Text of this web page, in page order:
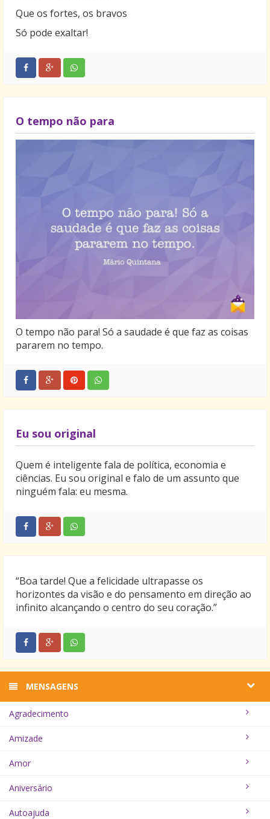
Seja triste pra você
E os seus braços o meu ninho
E você tem que ser a estrela derradeira
Minha amiga e companheira
Que os fortes, os bravos
Só pode exaltar!
O tempo não para
O tempo não para! Só a saudade é que faz as coisas
pararem no tempo.
Eu sou original
Quem é inteligente fala de política, economia e
ciências. Eu sou original e falo de um assunto que
ninguém fala: eu mesma.
“Boa tarde! Que a felicidade ultrapasse os
horizontes da visão e do pensamento em direção ao
infinito alcançando o centro do seu coração.”
MENSAGENS
Agradecimento
Amizade
Amor
Aniversário
Autoajuda